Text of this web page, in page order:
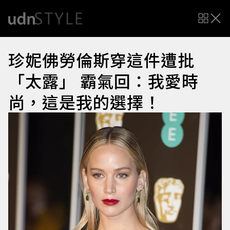
珍妮佛勞倫斯穿這件遭批
「太露」 霸氣回：我愛時
尚，這是我的選擇！